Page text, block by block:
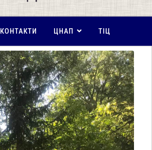
КОНТАКТИ ЦНАП ТІЦ